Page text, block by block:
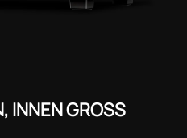
INNEN GROSS